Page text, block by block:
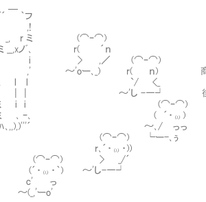
(⌒ｰ⌒)
ノﾞ､ r( ´ｎ
,／ (⌒ｰ⌒)
､_) r( ｎ) 商品の仕
l `/ <_
一┘ 街の外で魔獣に襲
i i (⌒ｰ⌒)
ミ ､ ｰ､ ( ´・ω)
ﾊ､,,),)'''´ ～､/ っっ
(⌒ｰ⌒) └ー-､ぅ
´・ω・))
> _/´
・｀) ～'し-一┘
っ
(_,'ーo'